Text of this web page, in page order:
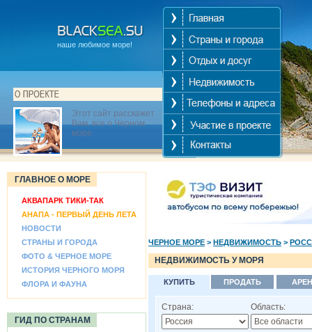
наше любимое море!
Этот сайт расскажет
Вам, все о Черном
море.
ГЛАВНОЕ О МОРЕ
АКВАПАРК ТИКИ-ТАК
АНАПА - ПЕРВЫЙ ДЕНЬ ЛЕТА
НОВОСТИ
СТРАНЫ И ГОРОДА
ФОТО & ЧЕРНОЕ МОРЕ
ИСТОРИЯ ЧЕРНОГО МОРЯ
ФЛОРА И ФАУНА
ГИД ПО СТРАНАМ
ЧЕРНОЕ МОРЕ > НЕДВИЖИМОСТЬ >
НЕДВИЖИМОСТЬ У МОРЯ
КУПИТЬ ПРОДАТЬ
Страна: Область: